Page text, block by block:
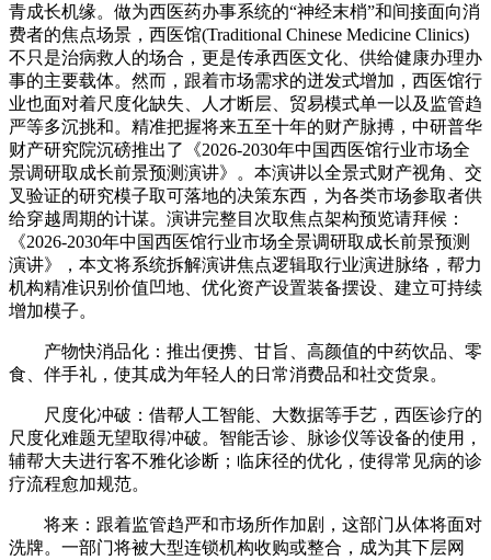
青成长机缘。做为西医药办事系统的“神经末梢”和间接面向消
费者的焦点场景，西医馆(Traditional Chinese Medicine Clinics)
不只是治病救人的场合，更是传承西医文化、供给健康办理办
事的主要载体。然而，跟着市场需求的迸发式增加，西医馆行
业也面对着尺度化缺失、人才断层、贸易模式单一以及监管趋
严等多沉挑和。精准把握将来五至十年的财产脉搏，中研普华
财产研究院沉磅推出了《2026-2030年中国西医馆行业市场全
景调研取成长前景预测演讲》。本演讲以全景式财产视角、交
叉验证的研究模子取可落地的决策东西，为各类市场参取者供
给穿越周期的计谋。演讲完整目次取焦点架构预览请拜候：
《2026-2030年中国西医馆行业市场全景调研取成长前景预测
演讲》，本文将系统拆解演讲焦点逻辑取行业演进脉络，帮力
机构精准识别价值凹地、优化资产设置装备摆设、建立可持续
增加模子。
产物快消品化：推出便携、甘旨、高颜值的中药饮品、零
食、伴手礼，使其成为年轻人的日常消费品和社交货泉。
尺度化冲破：借帮人工智能、大数据等手艺，西医诊疗的
尺度化难题无望取得冲破。智能舌诊、脉诊仪等设备的使用，
辅帮大夫进行客不雅化诊断；临床径的优化，使得常见病的诊
疗流程愈加规范。
将来：跟着监管趋严和市场所作加剧，这部门从体将面对
洗牌。一部门将被大型连锁机构收购或整合，成为其下层网